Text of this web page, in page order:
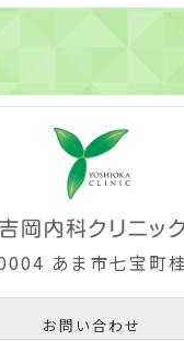
あま市七宝町
お問い合わせ